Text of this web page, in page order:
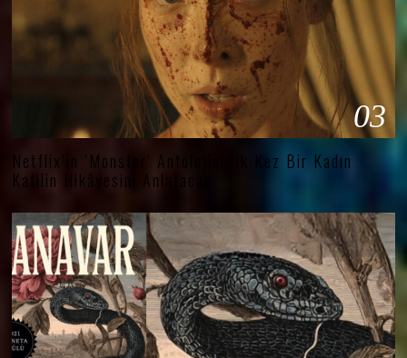
03
Netflix’in ‘Monster’ Antolojisi İlk Kez Bir Kadın
Katilin Hikâyesini Anlatacak